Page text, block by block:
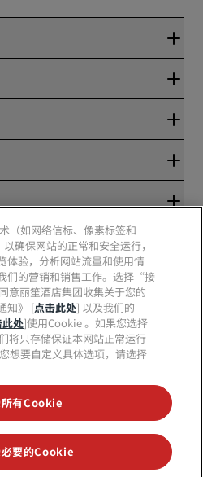
优惠
（如网络信标、像素标签和
确保网站的正常和安全运行，
体验，分析网站流量和使用情
们的营销和销售工作。选择“接
丽笙酒店集团收集关于您的
知》 [点击此处] 以及我们的
此处]使用Cookie 。如果您选择
将只存储保证本网站正常运行
想要自定义具体选项，请选择
有Cookie
要的Cookie